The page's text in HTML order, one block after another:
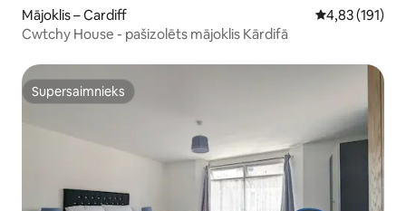
Mājoklis – Cardiff Vidējais
4,83 (191)
Cwtchy House - pašizolēts mājoklis Kārdifā
Supersaimnieks
Supersaimnieks